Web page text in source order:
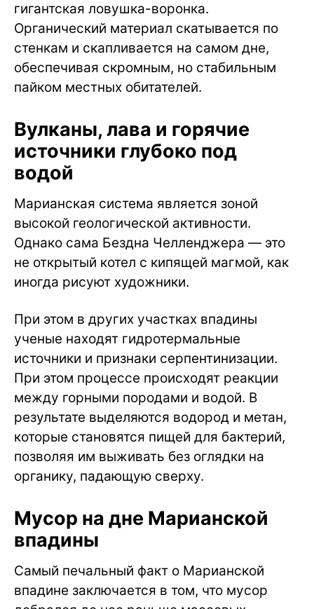
гигантская ловушка-воронка.
Органический материал скатывается по
стенкам и скапливается на самом дне,
обеспечивая скромным, но стабильным
пайком местных обитателей.
Вулканы, лава и горячие
источники глубоко под
водой
Марианская система является зоной
высокой геологической активности.
Однако сама Бездна Челленджера — это
не открытый котел с кипящей магмой, как
иногда рисуют художники.
При этом в других участках впадины
ученые находят гидротермальные
источники и признаки серпентинизации.
При этом процессе происходят реакции
между горными породами и водой. В
результате выделяются водород и метан,
которые становятся пищей для бактерий,
позволяя им выживать без оглядки на
органику, падающую сверху.
Мусор на дне Марианской
впадины
Самый печальный факт о Марианской
впадине заключается в том, что мусор